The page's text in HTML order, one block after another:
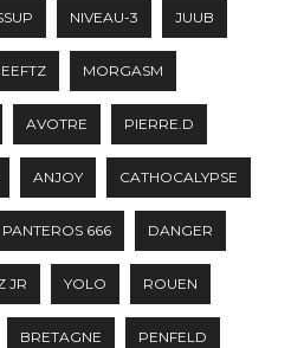
NIVEAU-3 JUUB
MORGASM
AVOTRE PIERRE.D
ANJOY CATHOCALYPSE
PANTEROS 666 DANGER
JR YOLO ROUEN
BRETAGNE PENFELD